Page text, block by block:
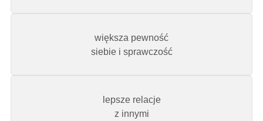
większa pewność
siebie i sprawczość
lepsze relacje
z innymi